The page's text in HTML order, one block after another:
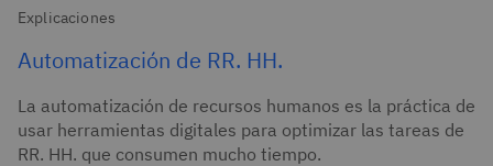
Explicaciones
Automatización de RR. HH.
La automatización de recursos humanos es la práctica de
usar herramientas digitales para optimizar las tareas de
RR. HH. que consumen mucho tiempo.